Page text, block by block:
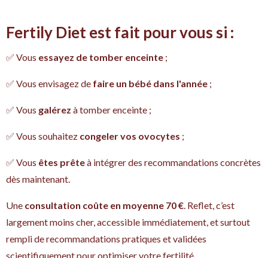
Fertily Diet est fait pour vous si :
✅ Vous essayez de tomber enceinte ;
✅ Vous envisagez de faire un bébé dans l'année ;
✅ Vous galérez à tomber enceinte ;
✅ Vous souhaitez congeler vos ovocytes ;
✅ Vous êtes prêteà intégrer des recommandations concrètes
dès maintenant.
Une consultation coûte en moyenne 70 €. Reflet, c’est
largement moins cher, accessible immédiatement, et surtout
rempli de recommandations pratiques et validées
scientifiquement pour optimiser votre fertilité.